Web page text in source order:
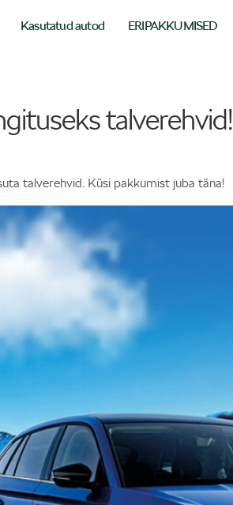
Kasutatud autod ERIPAKKUMISED
talverehvid!
talverehvid. Küsi pakkumist juba täna!